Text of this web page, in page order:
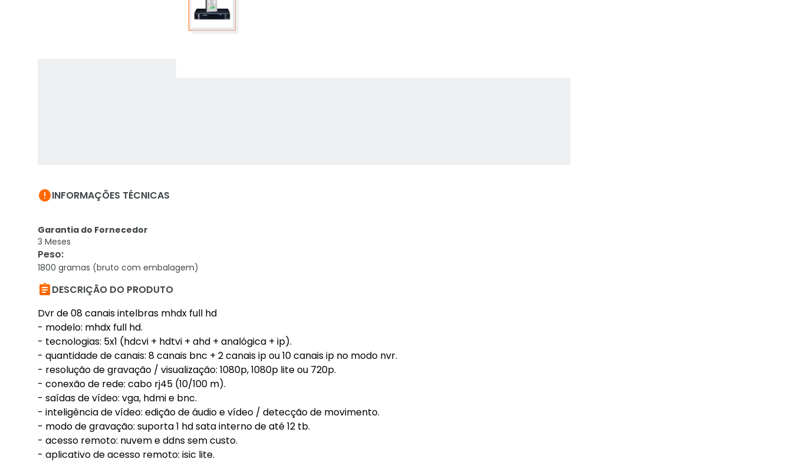
INFORMAÇÕES TÉCNICAS
Garantia do Fornecedor
3 Meses
Peso:
1800 gramas (bruto com embalagem)
DESCRIÇÃO DO PRODUTO
Dvr de 08 canais intelbras mhdx full hd
- modelo: mhdx full hd.
- tecnologias: 5x1 (hdcvi + hdtvi + ahd + analógica + ip).
- quantidade de canais: 8 canais bnc + 2 canais ip ou 10 canais ip no modo nvr.
- resolução de gravação / visualização: 1080p, 1080p lite ou 720p.
- conexão de rede: cabo rj45 (10/100 m).
- saídas de vídeo: vga, hdmi e bnc.
- inteligência de vídeo: edição de áudio e vídeo / detecção de movimento.
- modo de gravação: suporta 1 hd sata interno de até 12 tb.
- acesso remoto: nuvem e ddns sem custo.
- aplicativo de acesso remoto: isic lite.